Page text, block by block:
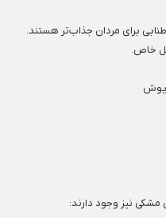
طنابی برای مردان جذاب‌تر هستند.
خاص.
مشکی نیز وجود دارند: